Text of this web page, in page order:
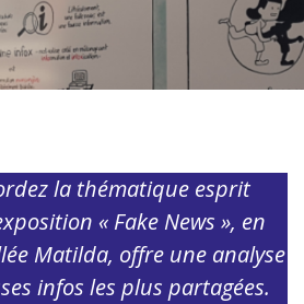
la thématique esprit
« Fake News », en
Matilda, offre une analyse
infos les plus partagées.